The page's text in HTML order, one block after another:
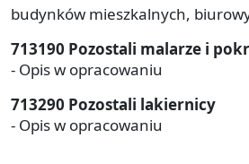
budynków mieszkalnych,
713190 Pozostali malarze i
- Opis w opracowaniu
713290 Pozostali lakiernicy
- Opis w opracowaniu